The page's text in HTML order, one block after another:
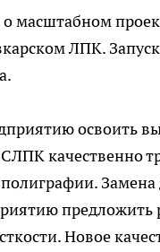
масштабном
ЛПК. Запуск
освоить
качественно
предложить
Новое